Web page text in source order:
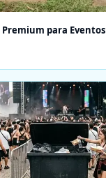
para Eventos